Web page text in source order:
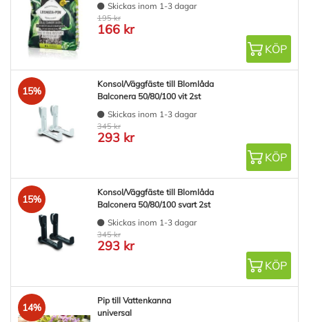
Skickas inom 1-3 dagar
195 kr
166 kr
KÖP
15%
Konsol/Väggfäste till Blomlåda
Balconera 50/80/100 vit 2st
Skickas inom 1-3 dagar
345 kr
293 kr
KÖP
15%
Konsol/Väggfäste till Blomlåda
Balconera 50/80/100 svart 2st
Skickas inom 1-3 dagar
345 kr
293 kr
KÖP
14%
Pip till Vattenkanna
universal